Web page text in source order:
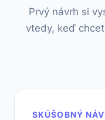
Prvý návrh si
vtedy, keď
SKÚŠOBNÝ